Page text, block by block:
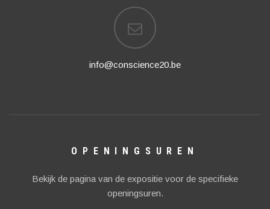
info@conscience20.be
OPENINGSUREN
Bekijk de pagina van de expositie voor de specifieke
openingsuren.